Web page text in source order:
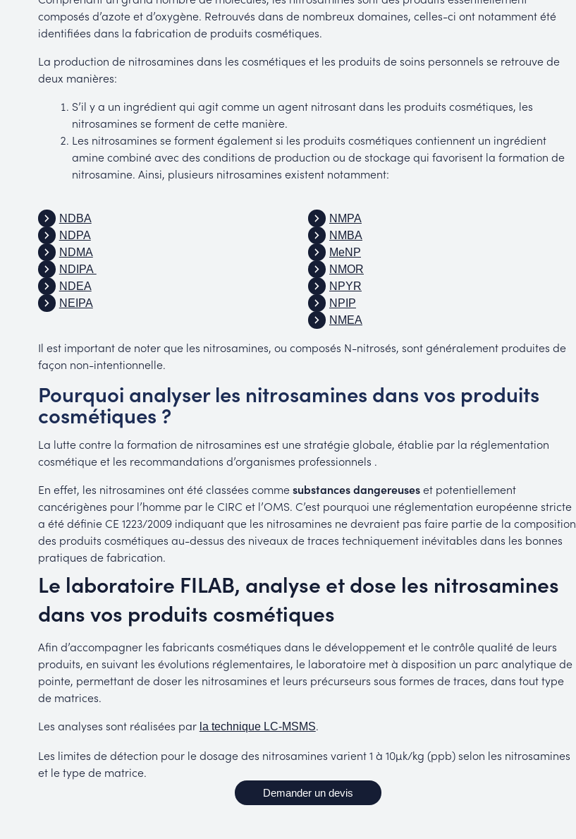
composés d’azote et d’oxygène. Retrouvés dans de nombreux domaines, celles-ci ont notamment été
identifiées dans la fabrication de produits cosmétiques.
La production de nitrosamines dans les cosmétiques et les produits de soins personnels se retrouve de
deux manières:
S’il y a un ingrédient qui agit comme un agent nitrosant dans les produits cosmétiques, les
nitrosamines se forment de cette manière.
Les nitrosamines se forment également si les produits cosmétiques contiennent un ingrédient
amine combiné avec des conditions de production ou de stockage qui favorisent la formation de
nitrosamine. Ainsi, plusieurs nitrosamines existent notamment:
NDBA
NDPA
NDMA
NDIPA
NDEA
NEIPA
NMPA
NMBA
MeNP
NMOR
NPYR
NPIP
NMEA
Il est important de noter que les nitrosamines, ou composés N-nitrosés, sont généralement produites de
façon non-intentionnelle.
Pourquoi analyser les nitrosamines dans vos produits
cosmétiques ?
La lutte contre la formation de nitrosamines est une stratégie globale, établie par la réglementation
cosmétique et les recommandations d’organismes professionnels .
En effet, les nitrosamines ont été classées commesubstances dangereuseset potentiellement
cancérigènes pour l’homme par le CIRC et l’OMS. C’est pourquoi une réglementation européenne stricte
a été définie CE 1223/2009 indiquant que les nitrosamines ne devraient pas faire partie de la composition
des produits cosmétiques au-dessus des niveaux de traces techniquement inévitables dans les bonnes
pratiques de fabrication.
Le laboratoire FILAB, analyse et dose les nitrosamines
dans vos produits cosmétiques
Afin d’accompagner les fabricants cosmétiques dans le développement et le contrôle qualité de leurs
produits, en suivant les évolutions réglementaires, le laboratoire met à disposition un parc analytique de
pointe, permettant de doser les nitrosamines et leurs précurseurs sous formes de traces, dans tout type
de matrices.
Les analyses sont réalisées par la technique LC-MSMS.
Les limites de détection pour le dosage des nitrosamines varient 1 à 10µk/kg (ppb) selon les nitrosamines
et le type de matrice.
Demander un devis